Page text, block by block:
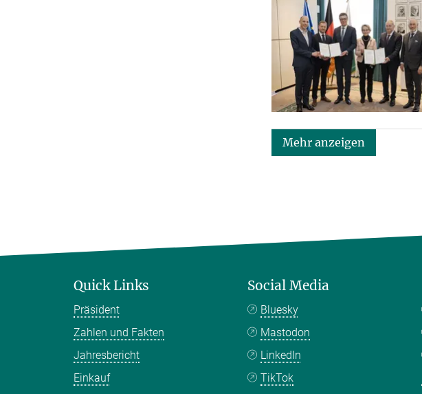
Mehr anzeigen
Quick Links
Präsident
Zahlen und Fakten
Jahresbericht
Einkauf
Social Media
Bluesky
Mastodon
LinkedIn
TikTok